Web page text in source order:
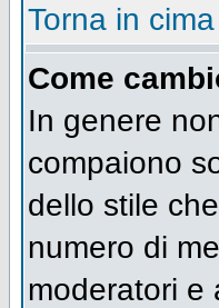
Torna in cima
Come
In genere
compaiono
dello stile
numero di
moderatori e